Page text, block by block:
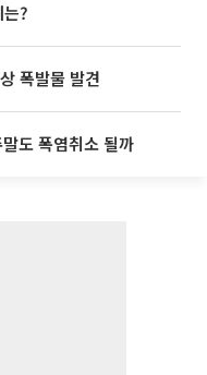
?
폭발물 발견
도 폭염취소 될까